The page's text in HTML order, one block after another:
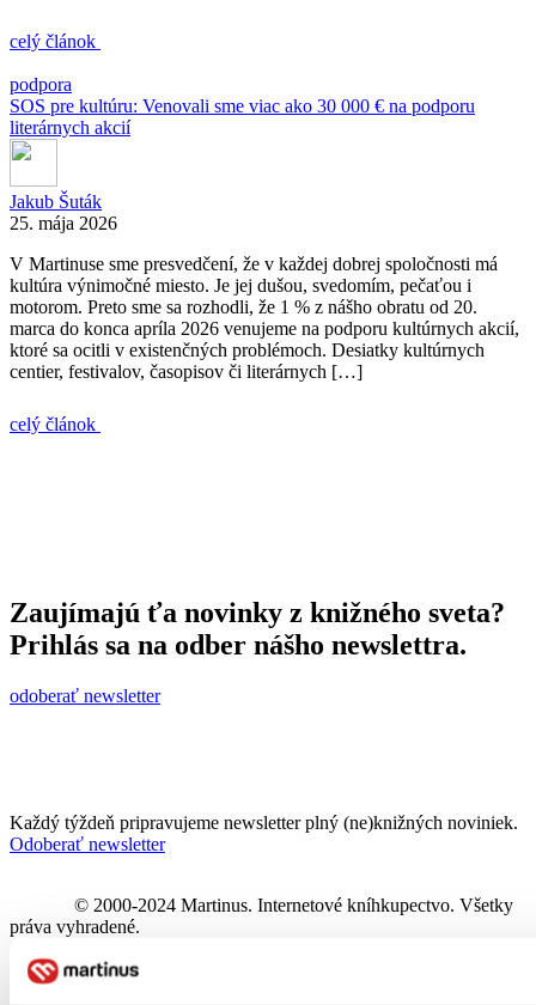
celý článok
podpora
SOS pre kultúru: Venovali sme viac ako 30 000 € na podporu
literárnych akcií
Jakub Šuták
25. mája 2026
V Martinuse sme presvedčení, že v každej dobrej spoločnosti má
kultúra výnimočné miesto. Je jej dušou, svedomím, pečaťou i
motorom. Preto sme sa rozhodli, že 1 % z nášho obratu od 20.
marca do konca apríla 2026 venujeme na podporu kultúrnych akcií,
ktoré sa ocitli v existenčných problémoch. Desiatky kultúrnych
centier, festivalov, časopisov či literárnych […]
celý článok
Zaujímajú ťa novinky z knižného sveta?
Prihlás sa na odber nášho newslettra.
odoberať newsletter
Každý týždeň pripravujeme newsletter plný (ne)knižných noviniek.
Odoberať newsletter
© 2000-2024 Martinus. Internetové kníhkupectvo. Všetky
práva vyhradené.